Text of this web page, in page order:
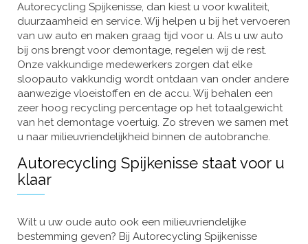
Autorecycling Spijkenisse, dan kiest u voor kwaliteit,
duurzaamheid en service. Wij helpen u bij het vervoeren
van uw auto en maken graag tijd voor u. Als u uw auto
bij ons brengt voor demontage, regelen wij de rest.
Onze vakkundige medewerkers zorgen dat elke
sloopauto vakkundig wordt ontdaan van onder andere
aanwezige vloeistoffen en de accu. Wij behalen een
zeer hoog recycling percentage op het totaalgewicht
van het demontage voertuig. Zo streven we samen met
u naar milieuvriendelijkheid binnen de autobranche.
Autorecycling Spijkenisse staat voor u
klaar
Wilt u uw oude auto ook een milieuvriendelijke
bestemming geven? Bij Autorecycling Spijkenisse